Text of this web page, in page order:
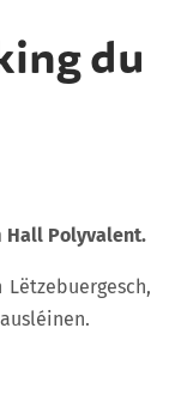
du
Hall Polyvalent.
Lëtzebuergesch,